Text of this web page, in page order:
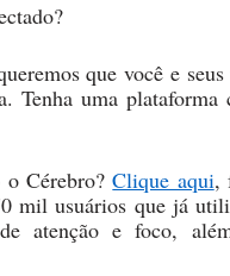
que você e
Tenha uma
o Cérebro? Clique aqui,
mil usuários que já
atenção e foco,